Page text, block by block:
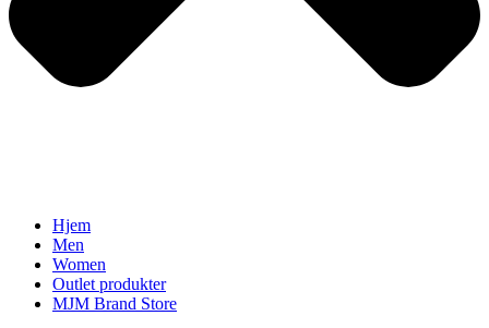
Hjem
Men
Women
Outlet produkter
MJM Brand Store